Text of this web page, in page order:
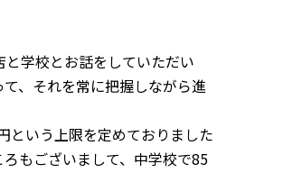
学校とお話をしていただい
、それを常に把握しながら進
という上限を定めておりました
もございまして、中学校で85